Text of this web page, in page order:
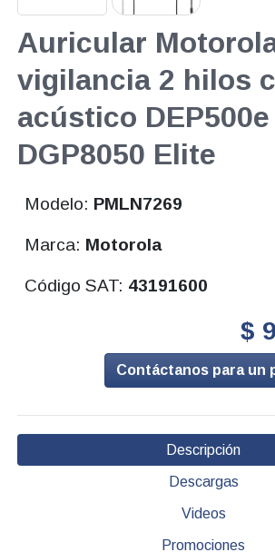
Auricular
vigilancia 2 hilos
acústico DEP500e
DGP8050 Elite
Modelo: PMLN7269
Marca: Motorola
Código SAT: 43191600
$
Contáctanos para un
Descripción
Descargas
Videos
Promociones